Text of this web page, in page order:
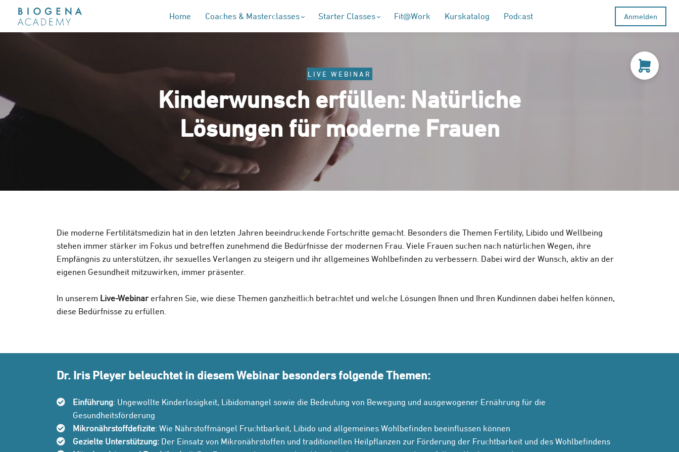
Home Coaches & Masterclasses Starter Classes Fit@Work Kurskatalog Podcast Anmelden
LIVE WEBINAR
Kinderwunsch erfüllen: Natürliche
Lösungen für moderne Frauen
Die moderne Fertilitätsmedizin hat in den letzten Jahren beeindruckende Fortschritte gemacht. Besonders die Themen Fertility, Libido und Wellbeing
stehen immer stärker im Fokus und betreffen zunehmend die Bedürfnisse der modernen Frau. Viele Frauen suchen nach natürlichen Wegen, ihre
Empfängnis zu unterstützen, ihr sexuelles Verlangen zu steigern und ihr allgemeines Wohlbefinden zu verbessern. Dabei wird der Wunsch, aktiv an der
eigenen Gesundheit mitzuwirken, immer präsenter.
In unserem Live-Webinarerfahren Sie, wie diese Themen ganzheitlich betrachtet und welche Lösungen Ihnen und Ihren Kundinnen dabei helfen können,
diese Bedürfnisse zu erfüllen.
Dr. Iris Pleyer beleuchtet in diesem Webinar besonders folgende Themen:
Einführung: Ungewollte Kinderlosigkeit, Libidomangel sowie die Bedeutung von Bewegung und ausgewogener Ernährung für die
Gesundheitsförderung
Mikronährstoffdefizite: Wie Nährstoffmängel Fruchtbarkeit, Libido und allgemeines Wohlbefinden beeinflussen können
Gezielte Unterstützung: Der Einsatz von Mikronährstoffen und traditionellen Heilpflanzen zur Förderung der Fruchtbarkeit und des Wohlbefindens